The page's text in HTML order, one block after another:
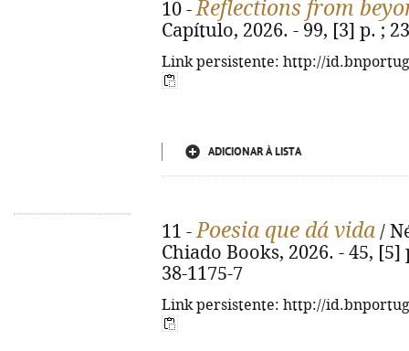
10 -Reflections from
Capítulo, 2026. - 99, [3] p. ;
Link persistente: http://
ADICIONAR À LISTA
11 -Poesia que dá vida /
Chiado Books, 2026. - 45, [5]
38-1175-7
Link persistente: http://